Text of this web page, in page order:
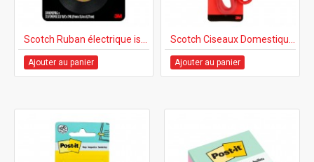
Ajouter au panier Ajouter au panier